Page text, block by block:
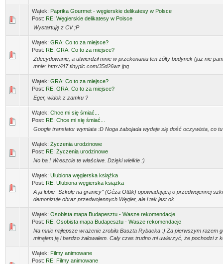
Wątek: Paprika Gourmet - węgierskie delikatesy w Polsce
Post: RE: Węgierskie delikatesy w Polsce
Wystartuję z CV ;P
Wątek: GRA: Co to za miejsce?
Post: RE: GRA: Co to za miejsce?
Zdecydowanie, a utwierdził mnie w przekonaniu ten żółty budynek (już nie
mnie: http://i47.tinypic.com/35d26wz.jpg
Wątek: GRA: Co to za miejsce?
Post: RE: GRA: Co to za miejsce?
Eger, widok z zamku ?
Wątek: Chce mi się śmiać...
Post: RE: Chce mi się śmiać...
Google translator wymiata :D Noga żabojada wydaje się dość oczywista, co
Wątek: Życzenia urodzinowe
Post: RE: Życzenia urodzinowe
No ba ! Wreszcie te właściwe. Dzięki wielkie :)
Wątek: Ulubiona węgierska książka
Post: RE: Ulubiona węgierska książka
A ja lubię "Szkołę na granicy" (Géza Ottlik) opowiadającą o przedwojennej
demonizuje obraz przedwojennych Węgier, ale i tak jest ok.
Wątek: Osobista mapa Budapesztu - Wasze rekomendacje
Post: RE: Osobista mapa Budapesztu - Wasze rekomendacje
Na mnie najlepsze wrażenie zrobiła Baszta Rybacka :) Za pierwszym razem
minąłem ją i bardzo żałowałem. Cały czas trudno mi uwierzyć, że pochodzi z
Wątek: Filmy animowane
Post: RE: Filmy animowane